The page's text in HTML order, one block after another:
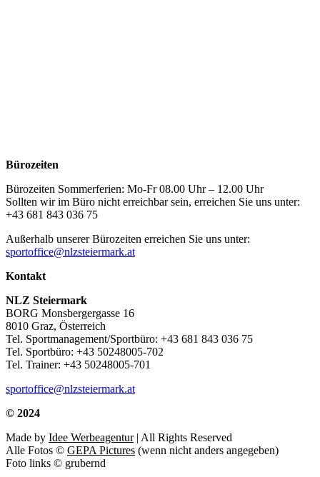
Bürozeiten
Bürozeiten Sommerferien: Mo-Fr 08.00 Uhr – 12.00 Uhr
Sollten wir im Büro nicht erreichbar sein, erreichen Sie uns unter:
+43 681 843 036 75
Außerhalb unserer Bürozeiten erreichen Sie uns unter:
sportoffice@nlzsteiermark.at
Kontakt
NLZ Steiermark
BORG Monsbergergasse 16
8010 Graz, Österreich
Tel. Sportmanagement/Sportbüro: +43 681 843 036 75
Tel. Sportbüro: +43 50248005-702
Tel. Trainer: +43 50248005-701
sportoffice@nlzsteiermark.at
© 2024
Made by Idee Werbeagentur| All Rights Reserved
Alle Fotos © GEPA Pictures (wenn nicht anders angegeben)
Foto links © grubernd